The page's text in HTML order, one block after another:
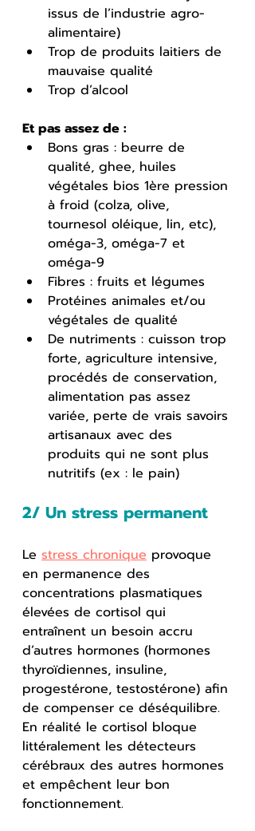
issus de l’industrie agro-
alimentaire)
Trop de produits laitiers de
mauvaise qualité
Trop d’alcool
Et pas assez de :
Bons gras : beurre de
qualité, ghee, huiles
végétales bios 1ère pression
à froid (colza, olive,
tournesol oléique, lin, etc),
oméga-3, oméga-7 et
oméga-9
Fibres : fruits et légumes
Protéines animales et/ou
végétales de qualité
De nutriments : cuisson trop
forte, agriculture intensive,
procédés de conservation,
alimentation pas assez
variée, perte de vrais savoirs
artisanaux avec des
produits qui ne sont plus
nutritifs (ex : le pain)
2/ Un stress permanent
Le stress chronique provoque
en permanence des
concentrations plasmatiques
élevées de cortisol qui
entraînent un besoin accru
d’autres hormones (hormones
thyroïdiennes, insuline,
progestérone, testostérone) afin
de compenser ce déséquilibre.
En réalité le cortisol bloque
littéralement les détecteurs
cérébraux des autres hormones
et empêchent leur bon
fonctionnement.